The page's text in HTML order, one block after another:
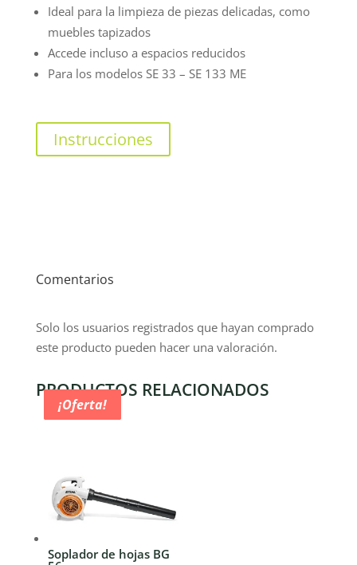
Ideal para la limpieza de piezas delicadas, como
muebles tapizados
Accede incluso a espacios reducidos
Para los modelos SE 33 – SE 133 ME
Instrucciones
Comentarios
Solo los usuarios registrados que hayan comprado
este producto pueden hacer una valoración.
PRODUCTOS RELACIONADOS
¡Oferta!
Soplador de hojas BG
¡Oferta!
¡Oferta!
¡Oferta!